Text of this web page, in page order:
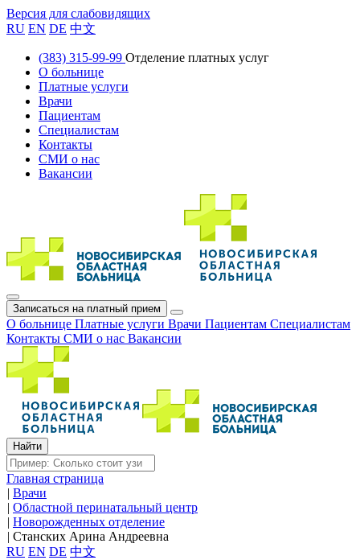
Версия для слабовидящих
RU EN DE 中文
(383) 315-99-99 Отделение платных услуг
О больнице
Платные услуги
Врачи
Пациентам
Специалистам
Контакты
СМИ о нас
Вакансии
Записаться на платный прием
О больнице Платные услуги Врачи Пациентам Специалистам
Контакты СМИ о нас Вакансии
Главная страница
| Врачи
| Областной перинатальный центр
| Новорожденных отделение
| Станских Арина Андреевна
RU EN DE 中文